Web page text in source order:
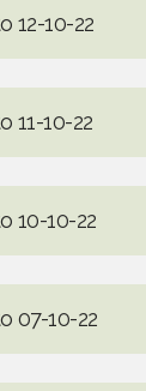
12-10-22
11-10-22
10-10-22
07-10-22